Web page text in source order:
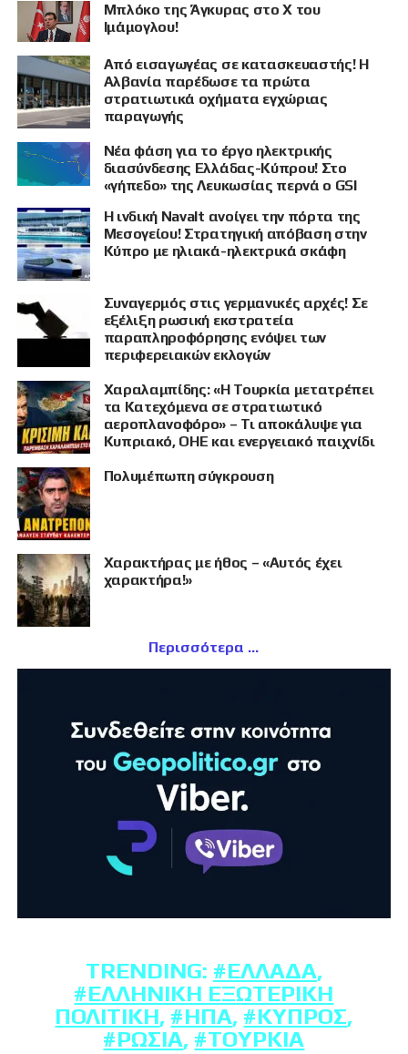
Μπλόκο της Άγκυρας στο X του
Ιμάμογλου!
Από εισαγωγέας σε κατασκευαστής! Η
Αλβανία παρέδωσε τα πρώτα
στρατιωτικά οχήματα εγχώριας
παραγωγής
Νέα φάση για το έργο ηλεκτρικής
διασύνδεσης Ελλάδας-Κύπρου! Στο
«γήπεδο» της Λευκωσίας περνά ο GSI
Η ινδική Navalt ανοίγει την πόρτα της
Μεσογείου! Στρατηγική απόβαση στην
Κύπρο με ηλιακά-ηλεκτρικά σκάφη
Συναγερμός στις γερμανικές αρχές! Σε
εξέλιξη ρωσική εκστρατεία
παραπληροφόρησης ενόψει των
περιφερειακών εκλογών
Χαραλαμπίδης: «Η Τουρκία μετατρέπει
τα Κατεχόμενα σε στρατιωτικό
αεροπλανοφόρο» – Τι αποκάλυψε για
Κυπριακό, ΟΗΕ και ενεργειακό παιχνίδι
Πολυμέπωπη σύγκρουση
Χαρακτήρας με ήθος – «Αυτός έχει
χαρακτήρα!»
Περισσότερα
TRENDING: #ΕΛΛΆΔΑ,
#ΕΛΛΗΝΙΚΉ ΕΞΩΤΕΡΙΚΉ
ΠΟΛΙΤΙΚΉ, #ΗΠΑ, #ΚΎΠΡΟΣ,
#ΡΩΣΊΑ, #ΤΟΥΡΚΊΑ